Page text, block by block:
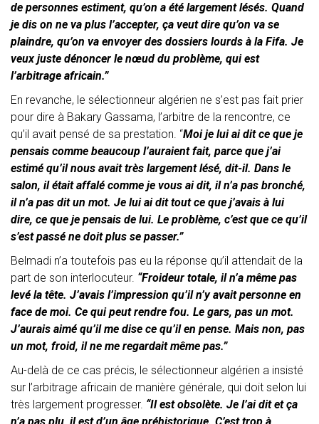
de personnes estiment, qu’on a été largement lésés. Quand
je dis on ne va plus l’accepter, ça veut dire qu’on va se
plaindre, qu’on va envoyer des dossiers lourds à la Fifa. Je
veux juste dénoncer le nœud du problème, qui est
l’arbitrage africain.”
En revanche, le sélectionneur algérien ne s’est pas fait prier
pour dire à Bakary Gassama, l’arbitre de la rencontre, ce
qu’il avait pensé de sa prestation. “Moi je lui ai dit ce que je
pensais comme beaucoup l’auraient fait, parce que j’ai
estimé qu’il nous avait très largement lésé, dit-il. Dans le
salon, il était affalé comme je vous ai dit, il n’a pas bronché,
il n’a pas dit un mot. Je lui ai dit tout ce que j’avais à lui
dire, ce que je pensais de lui. Le problème, c’est que ce qu’il
s’est passé ne doit plus se passer.”
Belmadi n’a toutefois pas eu la réponse qu’il attendait de la
part de son interlocuteur. “Froideur totale, il n’a même pas
levé la tête. J’avais l’impression qu’il n’y avait personne en
face de moi. Ce qui peut rendre fou. Le gars, pas un mot.
J’aurais aimé qu’il me dise ce qu’il en pense. Mais non, pas
un mot, froid, il ne me regardait même pas.”
Au-delà de ce cas précis, le sélectionneur algérien a insisté
sur l’arbitrage africain de manière générale, qui doit selon lui
très largement progresser. “Il est obsolète. Je l’ai dit et ça